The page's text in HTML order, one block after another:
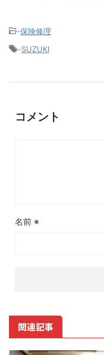
-保険修理
-SUZUKI
コメント
名前 ※
関連記事